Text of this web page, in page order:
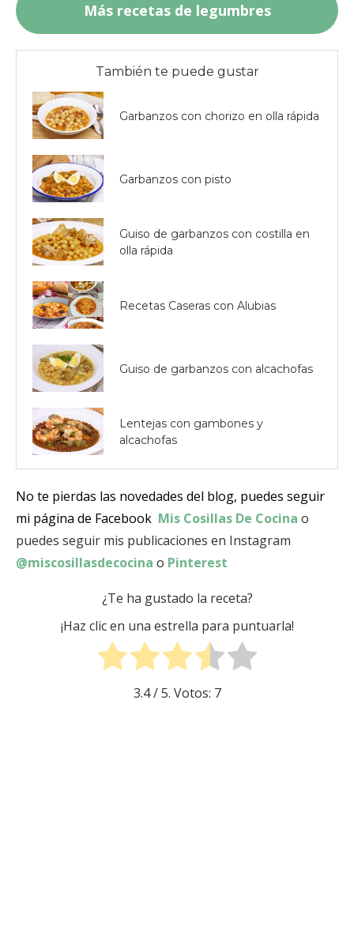
Más recetas de legumbres
También te puede gustar
Garbanzos con chorizo en olla rápida
Garbanzos con pisto
Guiso de garbanzos con costilla en
olla rápida
Recetas Caseras con Alubias
Guiso de garbanzos con alcachofas
Lentejas con gambones y
alcachofas
No te pierdas las novedades del blog, puedes seguir
mi página de Facebook Mis Cosillas De Cocina o
puedes seguir mis publicaciones en Instagram
@miscosillasdecocina o Pinterest
¿Te ha gustado la receta?
¡Haz clic en una estrella para puntuarla!
3.4/ 5. Votos: 7